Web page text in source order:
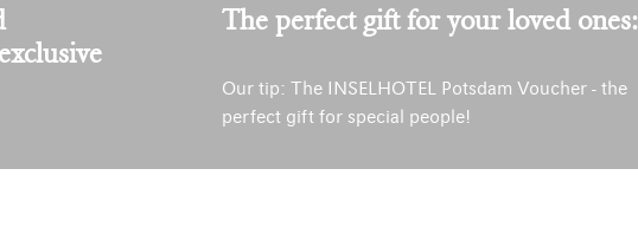
The perfect gift for your loved ones:
Our tip: The INSELHOTEL Potsdam Voucher - the
perfect gift for special people!